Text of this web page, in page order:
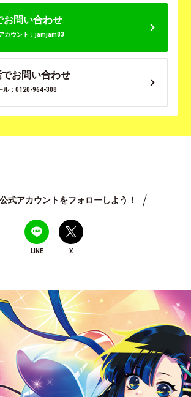
お問い合わせ
カウント：jamjam83
お問い合わせ
ル：0120-964-308
式アカウントをフォローしよう！
LINE X